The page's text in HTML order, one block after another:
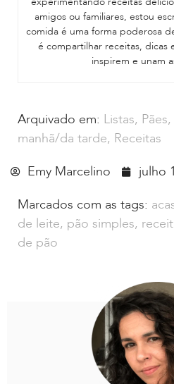
amigos ou familiares, estou
comida é uma forma poderosa
é compartilhar receitas, dicas
inspirem e unam
Arquivado em: Listas, Pães,
manhã/da tarde, Receitas
Emy Marcelino
julho
Marcados com as tags:
de leite, pão simples,
de pão